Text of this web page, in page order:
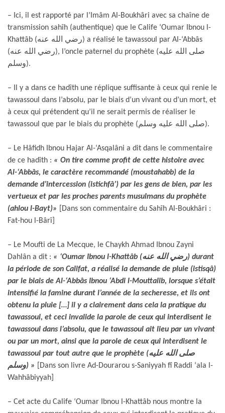
– Ici, il est rapporté par l’Imâm Al-Boukhâri avec sa chaîne de
transmission sahîh (authentique) que le Calife ‘Oumar Ibnou l-
Khattâb (رضي الله عنه) a réalisé le tawassoul par Al-‘Abbâs
(رضي الله عنه), l’oncle paternel du prophète (صلى الله عليه
وسلم).
– Il y a dans ce hadîth une réplique suffisante à ceux qui renie le
tawassoul dans l’absolu, par le biais d’un vivant ou d’un mort, et
à ceux qui prétendent qu’il ne serait permis de réaliser le
tawassoul que par le biais du prophète (صلى الله عليه وسلم).
– Le Hâfidh Ibnou Hajar Al-‘Asqalâni a dit dans le commentaire
de ce hadîth : « On tire comme profit de cette histoire avec
Al-‘Abbâs, le caractère recommandé (moustahabb) de la
demande d’intercession (istichfâ’) par les gens de bien, par les
vertueux et par les proches parents musulmans du prophète
(ahlou l-Bayt)»
[Dans son commentaire du Sahîh Al-Boukhâri :
Fat-hou l-Bârî]
– Le Moufti de La Mecque, le Chaykh Ahmad Ibnou Zayni
Dahlân a dit : « ‘Oumar Ibnou l-Khattâb (رضي الله عنه) durant
la période de son Califat, a réalisé la demande de pluie (istisqâ)
par le biais de Al-‘Abbâs Ibnou ‘Abdi l-Mouttalib, lorsque s’était
intensifié la famine durant l’année de la secheresse, et ils ont
obtenu la pluie […] il y a clairement dans cela la pratique du
tawassoul, et ceci invalide la parole de ceux qui interdisent le
tawassoul dans l’absolu, que le tawassoul ait lieu par un vivant
ou par un mort, ainsi que la parole de ceux qui interdisent le
tawassoul par tout autre que le prophète (صلى الله عليه
وسلم) »
[Dans son livre Ad-Dourarou s-Saniyyah fî Raddi ‘ala l-
Wahhâbiyyah]
– Cet acte du Calife ‘Oumar Ibnou l-Khattâb nous montre la